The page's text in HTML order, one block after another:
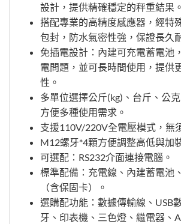
設計，提供精確穩定的秤重結果。
搭配專業的高精度感應器，經特
包封，防水氣密性強，保證長久
免插電設計：內建可充電蓄電池
電問題，並可長時間使用，提供
性。
多單位選擇公斤(kg)、台斤、公克
方便多種使用需求。
支援110V/220V全電壓模式，無
M12螺牙*4顆方便調整高低與加
可選配：RS232介面連接電腦。
標準配備：充電線、內建蓄電池
（含保固卡）。
選購配功能：數據傳輸線、USB
牙、印表機、三色燈、繼電器、